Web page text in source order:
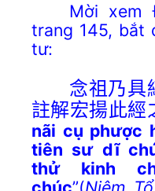
Mời xem
trang 145, bắt
tư:
念祖乃具
註解宏揚此經
nãi cụ phược
tiên sư dĩ
thử kinh
chúc”(Niệm